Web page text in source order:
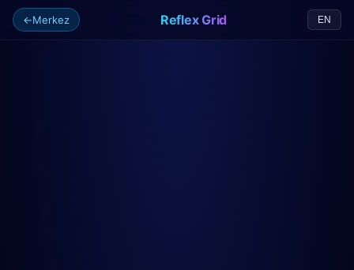
←Merkez Reflex Grid EN